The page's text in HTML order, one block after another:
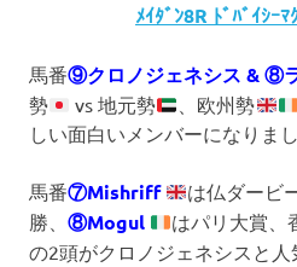
ﾒｲﾀﾞﾝ8R ﾄﾞﾊﾞｲｼｰ
馬番⑨クロノジェネシス & ⑧
勢
vs 地元勢 、欧州勢
しい面白いメンバーになりまし
馬番⑦Mishriff
は仏ダービ
勝、 ⑧Mogul
はパリ大賞、
の2頭がクロノジェネシスと